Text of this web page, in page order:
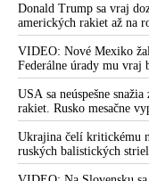
Donald Trump sa vraj
amerických rakiet až na
Camp David v
Irán. Prezident USA sa
bol presvedčený o opaku
VIDEO: Nové Mexiko
Federálne úrady mu vraj
organizátora pedofilnej
dve dievčatá zo
fetišistického sexu,
štáte
USA sa neúspešne
rakiet. Rusko mesačne
všetci producenti
Ukrajina čelí kritickému
ruských balistických
nepodarilo zostreliť ani